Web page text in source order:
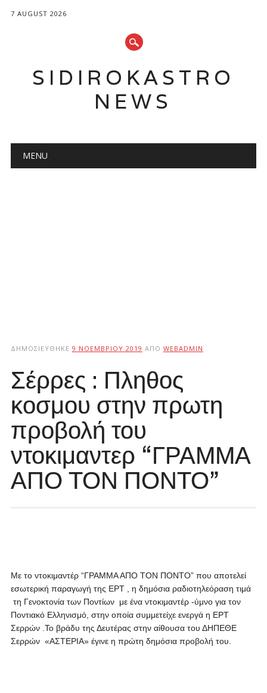
7 AUGUST 2026
SIDIROKASTRO
NEWS
Main menu
MENU
ΔΗΜΟΣΙΕΎΘΗΚΕ 9 ΝΟΕΜΒΡΊΟΥ 2019 ΑΠΌ WEBADMIN
Σέρρες : Πληθος
κοσμου στην πρωτη
προβολή του
ντοκιμαντερ “ΓΡΑΜΜΑ
ΑΠΟ ΤΟΝ ΠΟΝΤΟ”
Με το ντοκιμαντέρ “ΓΡΑΜΜΑ ΑΠΟ ΤΟΝ ΠΟΝΤΟ” που αποτελεί
εσωτερική παραγωγή της ΕΡΤ , η δημόσια ραδιοτηλεόραση τιμά
τη Γενοκτονία των Ποντίων με ένα ντοκιμαντέρ -ύμνο για τον
Ποντιακό Ελληνισμό, στην οποία συμμετείχε ενεργά η ΕΡΤ
Σερρών .Το βράδυ της Δευτέρας στην αίθουσα του ΔΗΠΕΘΕ
Σερρών «ΑΣΤΕΡΙΑ» έγινε η πρώτη δημόσια προβολή του.